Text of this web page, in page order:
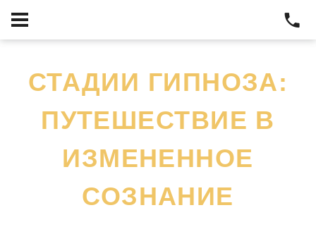
СТАДИИ ГИПНОЗА:
ПУТЕШЕСТВИЕ В
ИЗМЕНЕННОЕ
СОЗНАНИЕ